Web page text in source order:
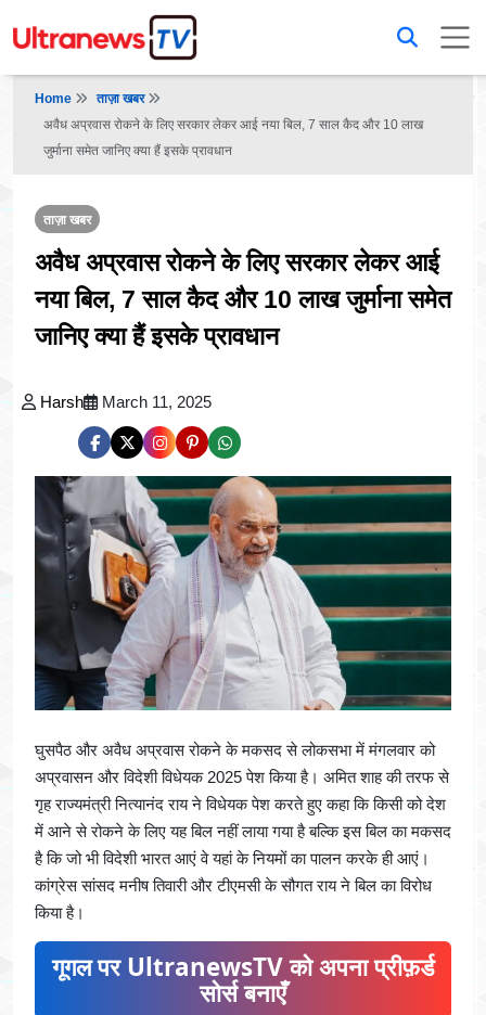
Home
ताज़ा खबर
अवैध अप्रवास रोकने के लिए सरकार लेकर आई नया बिल, 7 साल कैद और 10 लाख
जुर्माना समेत जानिए क्या हैं इसके प्रावधान
ताज़ा खबर
अवैध अप्रवास रोकने के लिए सरकार लेकर आई
नया बिल, 7 साल कैद और 10 लाख जुर्माना समेत
जानिए क्या हैं इसके प्रावधान
Harsh March 11, 2025
घुसपैठ और अवैध अप्रवास रोकने के मकसद से लोकसभा में मंगलवार को
अप्रवासन और विदेशी विधेयक 2025 पेश किया है। अमित शाह की तरफ से
गृह राज्यमंत्री नित्यानंद राय ने विधेयक पेश करते हुए कहा कि किसी को देश
में आने से रोकने के लिए यह बिल नहीं लाया गया है बल्कि इस बिल का मकसद
है कि जो भी विदेशी भारत आएं वे यहां के नियमों का पालन करके ही आएं।
कांग्रेस सांसद मनीष तिवारी और टीएमसी के सौगत राय ने बिल का विरोध
किया है।
गूगल पर UltranewsTV को अपना प्रीफ़र्ड
सोर्स बनाएँ